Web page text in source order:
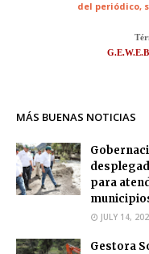
del periódico,
MÁS BUENAS NOTICIAS
para
JULY 14,
Gestora